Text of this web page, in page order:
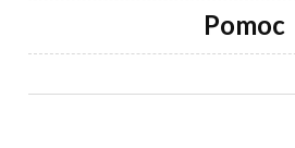
Pomoc